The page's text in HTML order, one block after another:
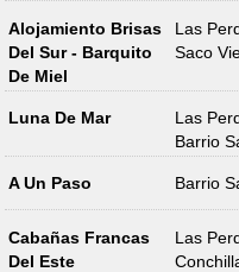
Alojamiento Brisas
Del Sur - Barquito
De Miel
Las
Saco
Luna De Mar
Las
Barrio
A Un Paso Barrio
Cabañas Francas
Del Este
Las